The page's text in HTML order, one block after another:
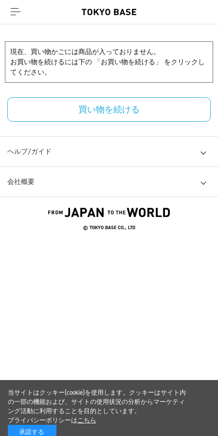
現在、買い物かごには商品が入っておりません。
お買い物を続けるには下の 「お買い物を続ける」 をクリックし
てください。
買い物を続ける
ヘルプ/ガイド
会社概要
© TOKYO BASE CO., LTD
当サイトはクッキー(cookie)を使用します。クッキーはサイト内
の一部の機能および、サイトの使用状況の分析からマーケティ
ング活動に利用することを目的としています。
プライバシーポリシーはこちら
承諾する